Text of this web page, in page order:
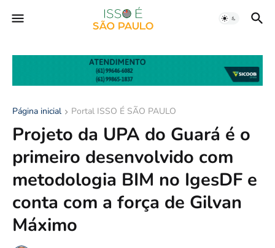
Página inicial Portal ISSO É SÃO PAULO
Projeto da UPA do Guará é o
primeiro desenvolvido com
metodologia BIM no IgesDF e
conta com a força de Gilvan
Máximo